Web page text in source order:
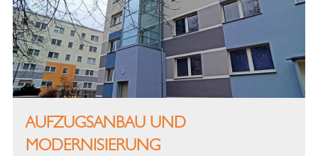
AUFZUGSANBAU UND
MODERNISIERUNG